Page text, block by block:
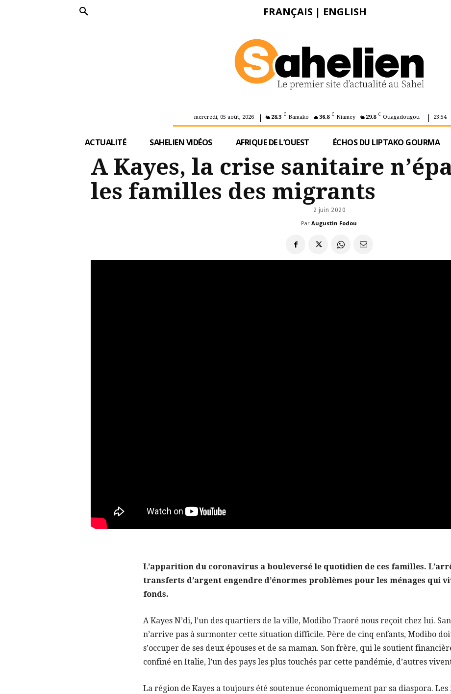
FRANÇAIS | ENGLISH
mercredi, 05 août, 2026 | 28.3 C Bamako 36.8 C Niamey 29.8 C Ouagadougou | 23:54
ACTUALITÉ SAHELIEN VIDÉOS AFRIQUE DE L’OUEST ÉCHOS DU LIPTAKO GOURMA
A Kayes, la crise sanitaire
les familles des migrants
2 juin 2020
Par Augustin Fodou
L’apparition du coronavirus a bouleversé le quotidien de ces familles.
transferts d’argent engendre d’énormes problèmes pour les ménages qui
fonds.
A Kayes N’di, l’un des quartiers de la ville, Modibo Traoré nous reçoit chez lui.
n’arrive pas à surmonter cette situation difficile. Père de cinq enfants, Modibo
s’occuper de ses deux épouses et de sa maman. Son frère, qui le soutient
confiné en Italie, l’un des pays les plus touchés par cette pandémie, d’autres
La région de Kayes a toujours été soutenue économiquement par sa diaspora. Les